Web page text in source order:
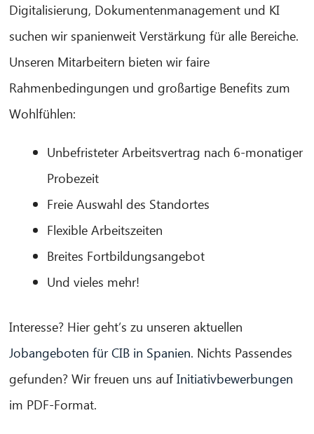
Digitalisierung, Dokumentenmanagement und KI
suchen wir spanienweit Verstärkung für alle Bereiche.
Unseren Mitarbeitern bieten wir faire
Rahmenbedingungen und großartige Benefits zum
Wohlfühlen:
Unbefristeter Arbeitsvertrag nach 6-monatiger
Probezeit
Freie Auswahl des Standortes
Flexible Arbeitszeiten
Breites Fortbildungsangebot
Und vieles mehr!
Interesse? Hier geht’s zu unseren aktuellen
Jobangeboten für CIB in Spanien. Nichts Passendes
gefunden? Wir freuen uns aufInitiativbewerbungen
im PDF-Format.